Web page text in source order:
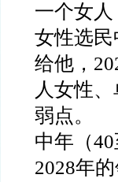
一个女人
女性选
给他，
人女性
弱点。
中年（40
2028年